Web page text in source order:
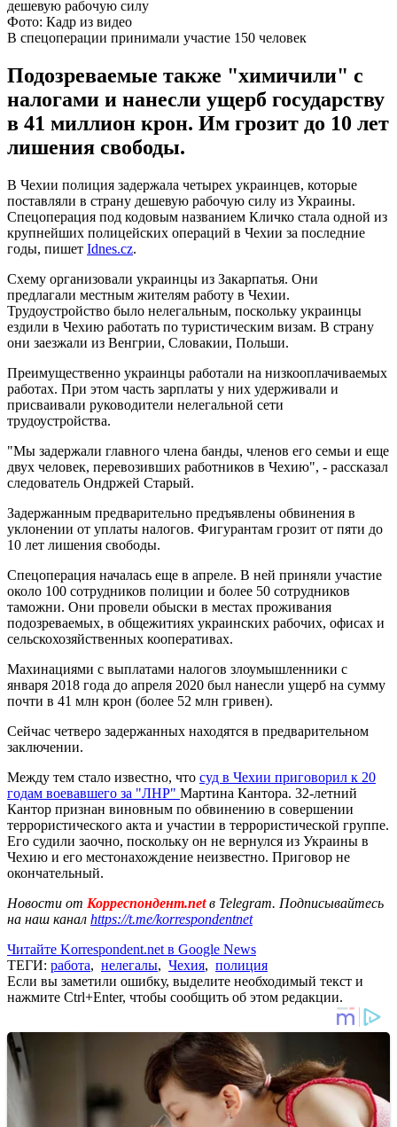
Фото: Кадр из видео
В спецоперации принимали участие 150 человек
Подозреваемые также "химичили" с
налогами и нанесли ущерб государству
в 41 миллион крон. Им грозит до 10 лет
лишения свободы.
В Чехии полиция задержала четырех украинцев, которые
поставляли в страну дешевую рабочую силу из Украины.
Спецоперация под кодовым названием Кличко стала одной из
крупнейших полицейских операций в Чехии за последние
годы, пишет Idnes.cz.
Схему организовали украинцы из Закарпатья. Они
предлагали местным жителям работу в Чехии.
Трудоустройство было нелегальным, поскольку украинцы
ездили в Чехию работать по туристическим визам. В страну
они заезжали из Венгрии, Словакии, Польши.
Преимущественно украинцы работали на низкооплачиваемых
работах. При этом часть зарплаты у них удерживали и
присваивали руководители нелегальной сети
трудоустройства.
"Мы задержали главного члена банды, членов его семьи и еще
двух человек, перевозивших работников в Чехию", - рассказал
следователь Ондржей Старый.
Задержанным предварительно предъявлены обвинения в
уклонении от уплаты налогов. Фигурантам грозит от пяти до
10 лет лишения свободы.
Спецоперация началась еще в апреле. В ней приняли участие
около 100 сотрудников полиции и более 50 сотрудников
таможни. Они провели обыски в местах проживания
подозреваемых, в общежитиях украинских рабочих, офисах и
сельскохозяйственных кооперативах.
Махинациями с выплатами налогов злоумышленники с
января 2018 года до апреля 2020 был нанесли ущерб на сумму
почти в 41 млн крон (более 52 млн гривен).
Сейчас четверо задержанных находятся в предварительном
заключении.
Между тем стало известно, что суд в Чехии приговорил к 20
годам воевавшего за "ЛНР" Мартина Кантора. 32-летний
Кантор признан виновным по обвинению в совершении
террористического акта и участии в террористической группе.
Его судили заочно, поскольку он не вернулся из Украины в
Чехию и его местонахождение неизвестно. Приговор не
окончательный.
Новости от Корреспондент.netв Telegram. Подписывайтесь
на наш канал https://t.me/korrespondentnet
Читайте Korrespondent.net в Google News
ТЕГИ: работа, нелегалы, Чехия, полиция
Если вы заметили ошибку, выделите необходимый текст и
нажмите Ctrl+Enter, чтобы сообщить об этом редакции.